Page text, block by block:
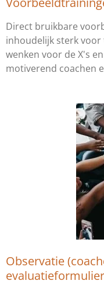
Direct bruikbare
inhoudelijk sterk voor
wenken voor de X's
motiverend coachen
Observatie